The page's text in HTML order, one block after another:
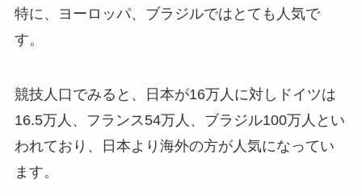
特に、ヨーロッパ、ブラジルではとても人気で
す。
競技人口でみると、日本が16万人に対しドイツは
16.5万人、フランス54万人、ブラジル100万人とい
われており、日本より海外の方が人気になってい
ます。